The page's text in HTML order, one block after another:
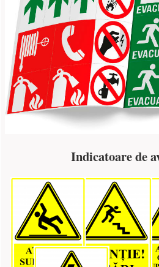
Indicatoare de